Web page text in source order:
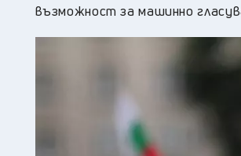
възможност за машинно